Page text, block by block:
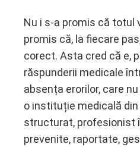
Nu i s-a promis că totul
promis că, la fiecare
corect. Asta cred că e,
răspunderii medicale
absența erorilor, care
o instituție medicală
structurat, profesionist
prevenite, raportate,